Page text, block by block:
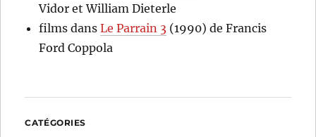
Vidor et William Dieterle
films dansLe Parrain 3 (1990) de Francis
Ford Coppola
CATÉGORIES